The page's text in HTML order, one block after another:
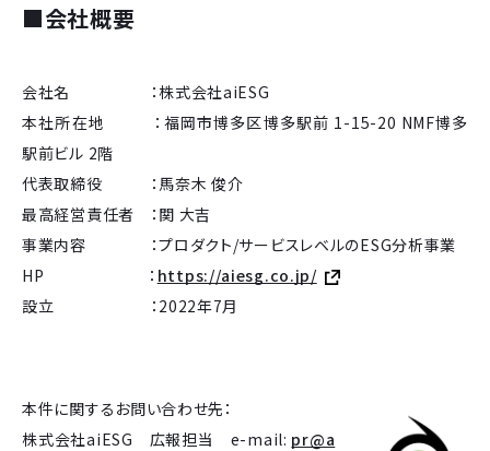
■会社概要
会社名 ：株式会社aiESG
本社所在地 ：福岡市博多区博多駅前 1-15-20 NMF博多
駅前ビル 2階
代表取締役 ：馬奈木 俊介
最高経営責任者 ：関 大吉
事業内容 ：プロダクト/サービスレベルのESG分析事業
HP ： https://aiesg.co.jp/
設立 ：2022年7月
本件に関するお問い合わせ先：
株式会社aiESG 広報担当 e-mail: pr@a